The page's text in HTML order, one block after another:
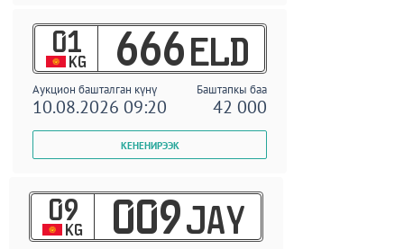
01
KG 666 ELD
Аукцион башталган күнү Баштапкы баа
10.08.2026 09:20 42 000
09
KG 009 JAY